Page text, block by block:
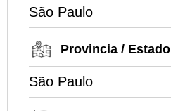
São Paulo
Provincia / Estado
São Paulo